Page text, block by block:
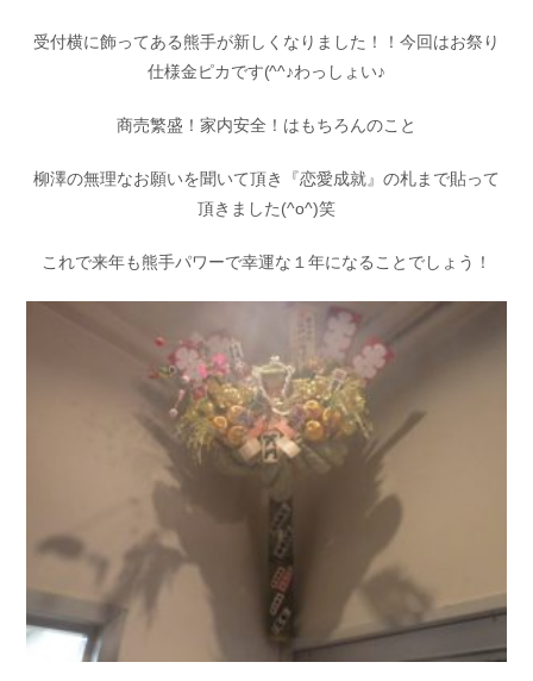
Blog
お問い合わせ 会社概要
Recruit Link
受付横に飾ってある熊手が新しくなりました！！今回はお祭り
仕様金ピカです(^^♪わっしょい♪
商売繁盛！家内安全！はもちろんのこと
柳澤の無理なお願いを聞いて頂き『恋愛成就』の札まで貼って
頂きました(^o^)笑
これで来年も熊手パワーで幸運な１年になることでしょう！